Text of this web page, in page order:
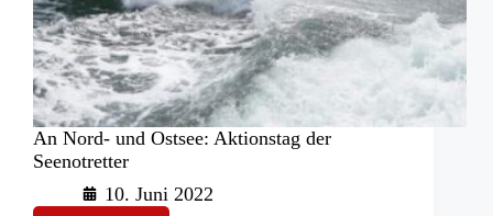
An Nord- und Ostsee: Aktionstag der
Seenotretter
10. Juni 2022